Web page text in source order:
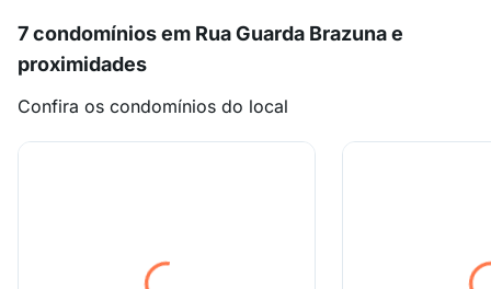
7 condomínios em Rua Guarda Brazuna e
proximidades
Confira os condomínios do local